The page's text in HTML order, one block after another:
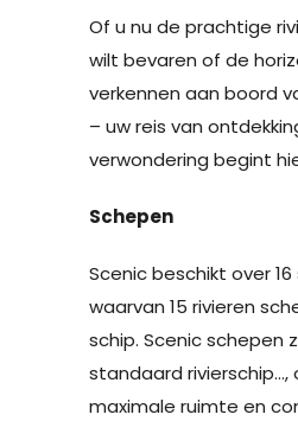
Of u nu de prachtige
wilt bevaren of de
verkennen aan boord
– uw reis van
verwondering begint
Schepen
Scenic beschikt over
waarvan 15 rivieren
schip. Scenic schepen
standaard
maximale ruimte en